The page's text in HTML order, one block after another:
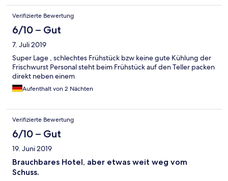
Verifizierte Bewertung
6/10 – Gut
7. Juli 2019
Super Lage , schlechtes Frühstück bzw keine gute Kühlung der
Frischwurst Personal steht beim Frühstück auf den Teller packen
direkt neben einem
Aufenthalt von 2 Nächten
Verifizierte Bewertung
6/10 – Gut
19. Juni 2019
Brauchbares Hotel, aber etwas weit weg vom
Schuss.